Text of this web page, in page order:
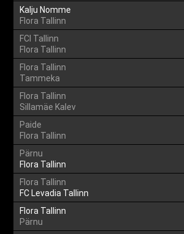
Kalju Nomme
Flora Tallinn
FCI Tallinn
Flora Tallinn
Flora Tallinn
Tammeka
Flora Tallinn
Sillamäe Kalev
Paide
Flora Tallinn
Pärnu
Flora Tallinn
Flora Tallinn
FC Levadia Tallinn
Flora Tallinn
Pärnu